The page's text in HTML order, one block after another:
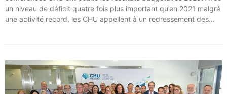
un niveau de déficit quatre fois plus important qu’en 2021 malgré
une activité record, les CHU appellent à un redressement des